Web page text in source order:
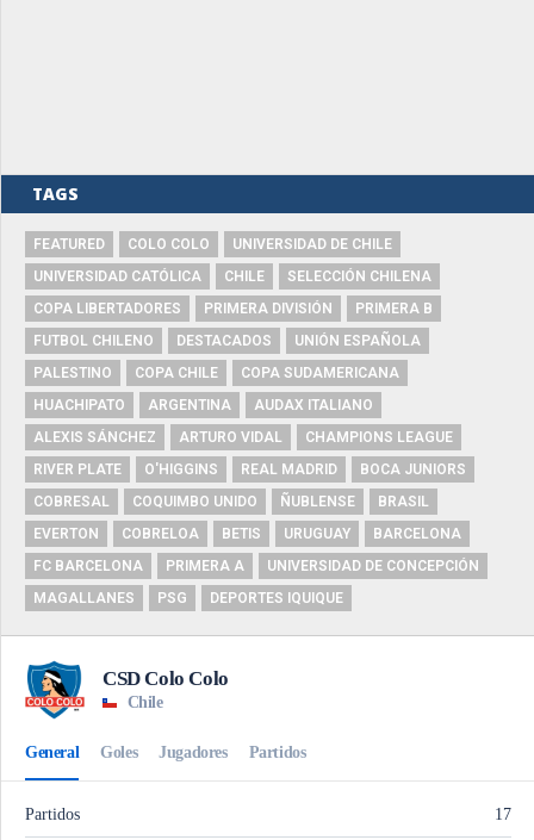
TAGS
FEATURED COLO COLO
UNIVERSIDAD DE CHILE
UNIVERSIDAD CATÓLICA
CHILE
SELECCIÓN CHILENA
COPA LIBERTADORES
PRIMERA DIVISIÓN
PRIMERA B
FUTBOL CHILENO
DESTACADOS
UNIÓN ESPAÑOLA
PALESTINO
COPA CHILE
COPA SUDAMERICANA
HUACHIPATO
ARGENTINA
AUDAX ITALIANO
ALEXIS SÁNCHEZ
ARTURO VIDAL
CHAMPIONS LEAGUE
RIVER PLATE
O'HIGGINS REAL MADRID
BOCA JUNIORS
COBRESAL
COQUIMBO UNIDO ÑUBLENSE
BRASIL
EVERTON
COBRELOA BETIS URUGUAY
BARCELONA
FC BARCELONA
PRIMERA A
UNIVERSIDAD DE CONCEPCIÓN
MAGALLANES
PSG DEPORTES IQUIQUE